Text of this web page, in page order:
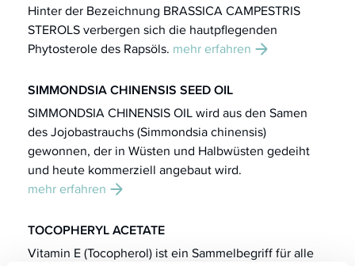
Hinter der Bezeichnung BRASSICA CAMPESTRIS
STEROLS verbergen sich die hautpflegenden
Phytosterole des Rapsöls. mehr erfahren
SIMMONDSIA CHINENSIS SEED OIL
SIMMONDSIA CHINENSIS OIL wird aus den Samen
des Jojobastrauchs (Simmondsia chinensis)
gewonnen, der in Wüsten und Halbwüsten gedeiht
und heute kommerziell angebaut wird.
mehr erfahren
TOCOPHERYL ACETATE
Vitamin E (Tocopherol) ist ein Sammelbegriff für alle